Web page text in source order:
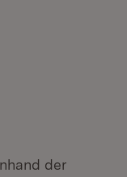
der